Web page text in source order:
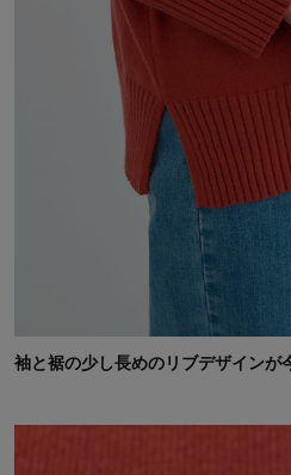
袖と裾の少し長めのリブデザインが